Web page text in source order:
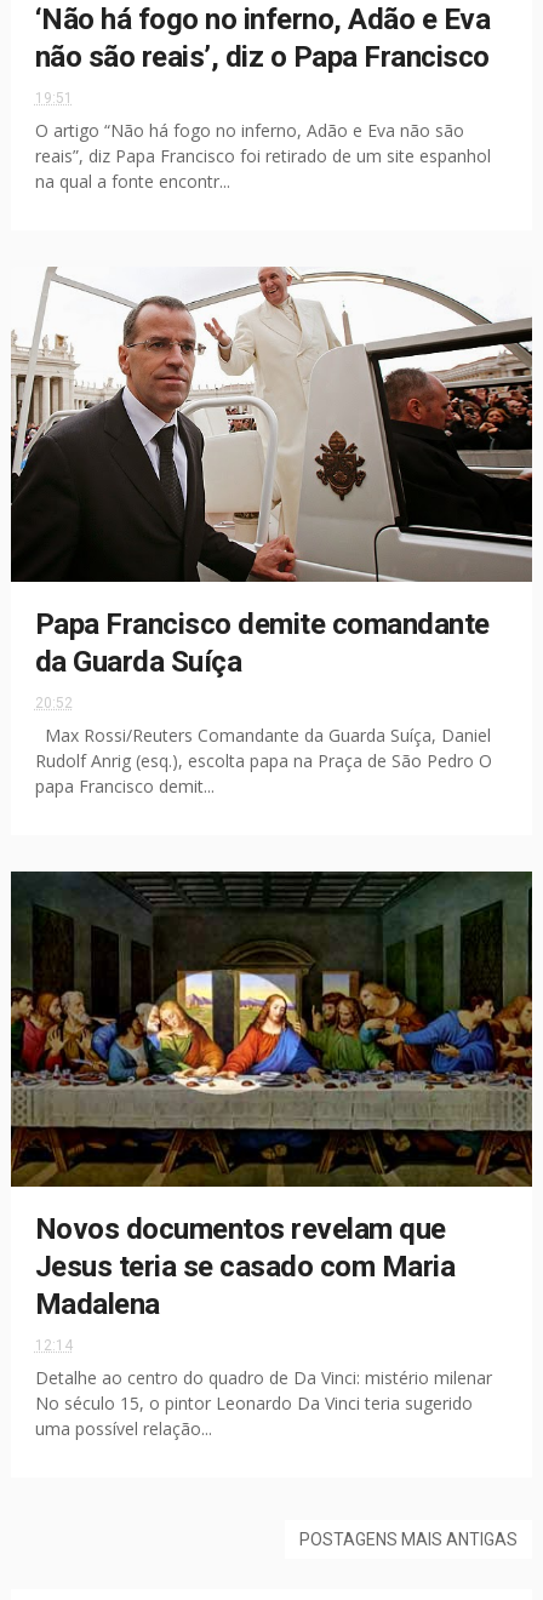
‘Não há fogo no inferno, Adão e Eva
não são reais’, diz o Papa Francisco
19:51
O artigo “Não há fogo no inferno, Adão e Eva não são
reais”, diz Papa Francisco foi retirado de um site espanhol
na qual a fonte encontr...
Papa Francisco demite comandante
da Guarda Suíça
20:52
Max Rossi/Reuters Comandante da Guarda Suíça, Daniel
Rudolf Anrig (esq.), escolta papa na Praça de São Pedro O
papa Francisco demit...
Novos documentos revelam que
Jesus teria se casado com Maria
Madalena
12:14
Detalhe ao centro do quadro de Da Vinci: mistério milenar
No século 15, o pintor Leonardo Da Vinci teria sugerido
uma possível relação...
POSTAGENS MAIS ANTIGAS